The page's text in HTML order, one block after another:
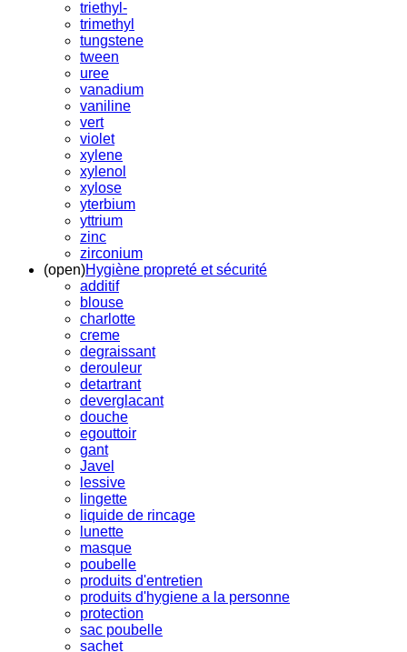
triethyl-
trimethyl
tungstene
tween
uree
vanadium
vaniline
vert
violet
xylene
xylenol
xylose
yterbium
yttrium
zinc
zirconium
(open)Hygiène propreté et sécurité
additif
blouse
charlotte
creme
degraissant
derouleur
detartrant
deverglacant
douche
egouttoir
gant
Javel
lessive
lingette
liquide de rincage
lunette
masque
poubelle
produits d'entretien
produits d'hygiene a la personne
protection
sac poubelle
sachet